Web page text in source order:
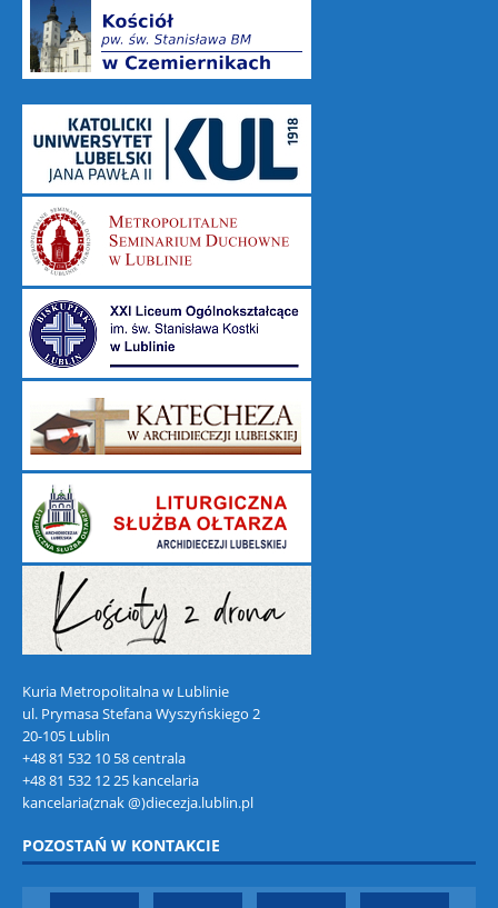
Kuria Metropolitalna w Lublinie
ul. Prymasa Stefana Wyszyńskiego 2
20-105 Lublin
+48 81 532 10 58 centrala
+48 81 532 12 25 kancelaria
kancelaria(znak @)diecezja.lublin.pl
POZOSTAŃ W KONTAKCIE